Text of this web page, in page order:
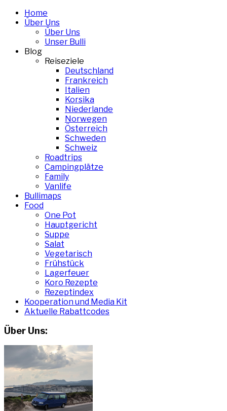
Skip
Home
Über Uns
Über Uns
Unser Bulli
Blog
Reiseziele
Deutschland
Frankreich
Italien
Korsika
Niederlande
Norwegen
Österreich
Schweden
Schweiz
Roadtrips
Campingplätze
Family
Vanlife
Bullimaps
Food
One Pot
Hauptgericht
Suppe
Salat
Vegetarisch
Frühstück
Lagerfeuer
Koro Rezepte
Rezeptindex
Kooperation und Media Kit
Aktuelle Rabattcodes
Über Uns: